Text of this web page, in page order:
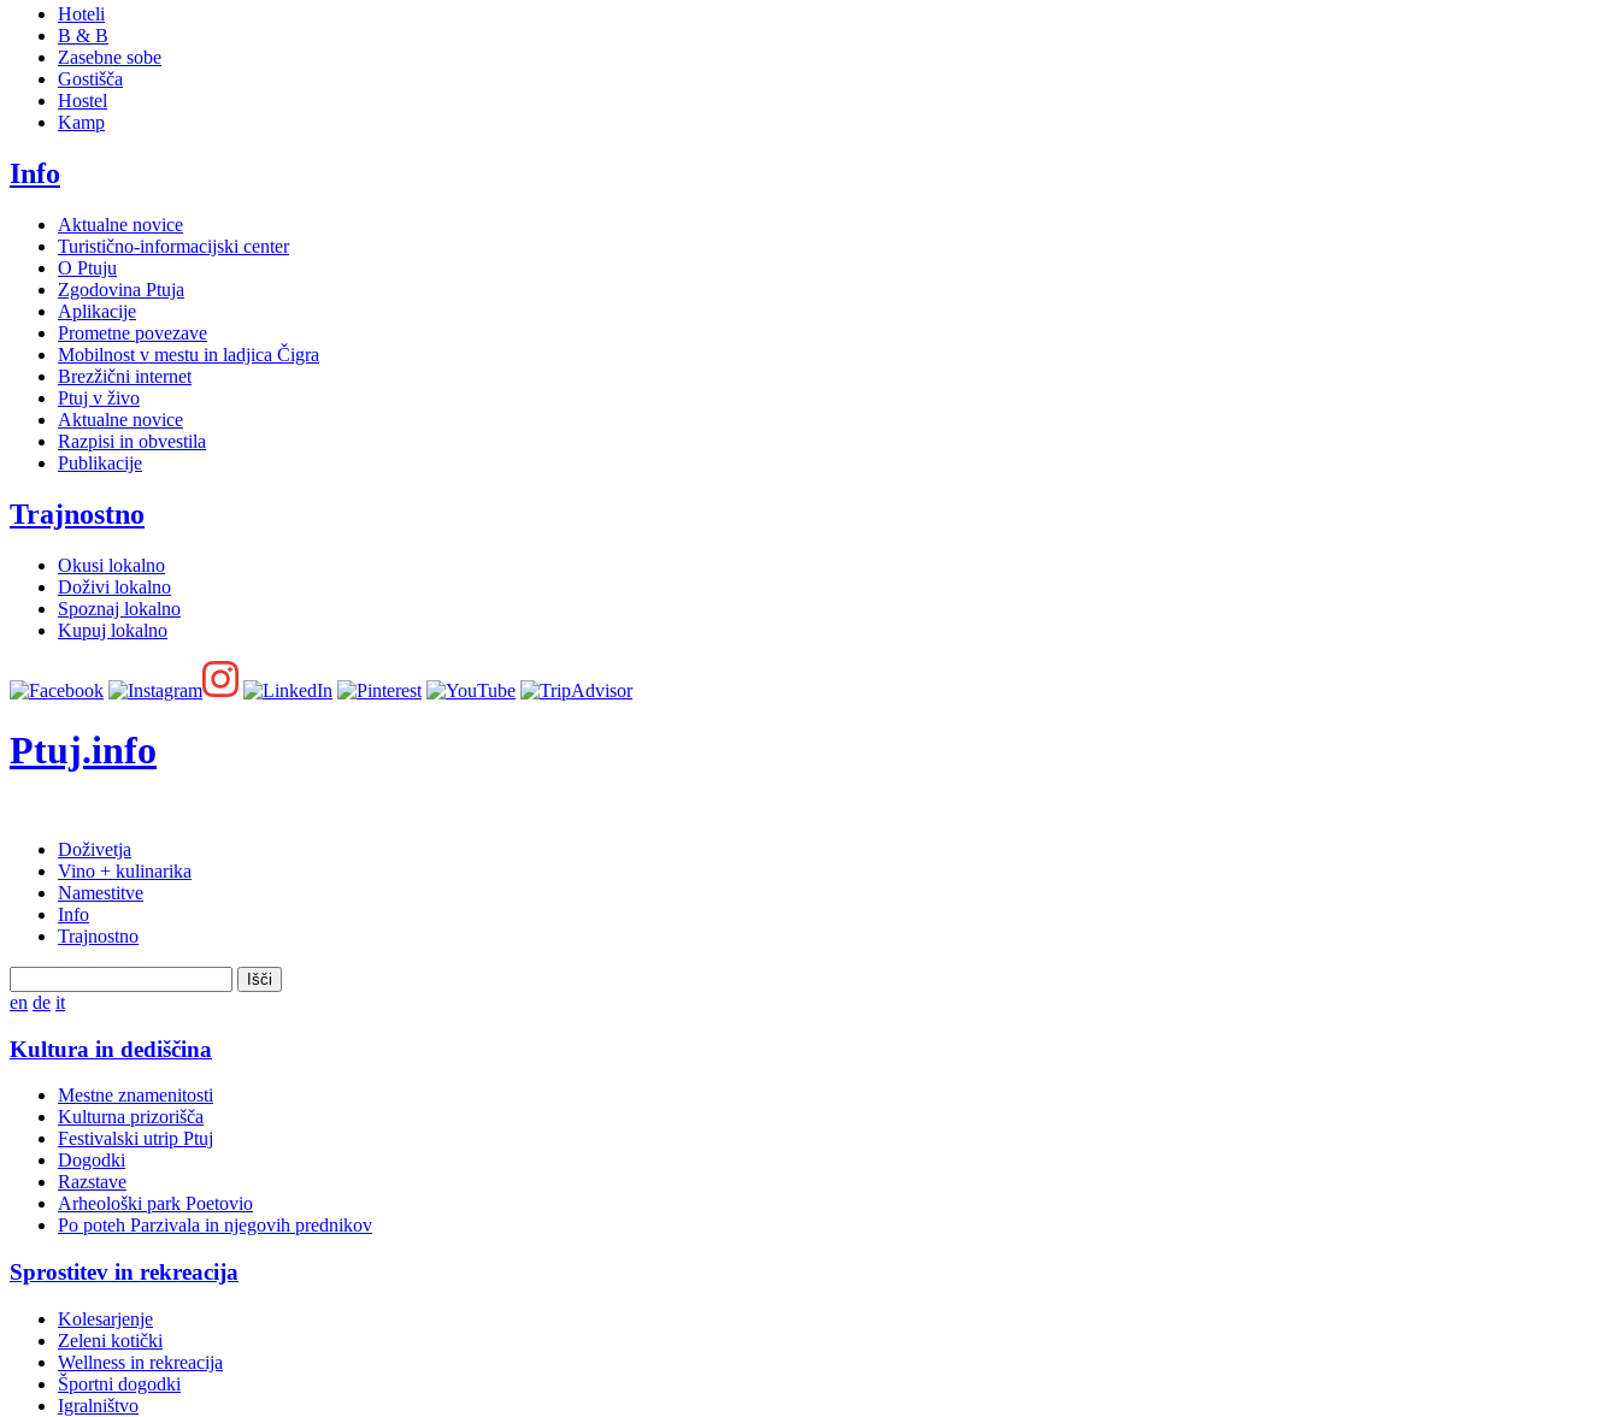
Hoteli
B & B
Zasebne sobe
Gostišča
Hostel
Kamp
Info
Aktualne novice
Turistično-informacijski center
O Ptuju
Zgodovina Ptuja
Aplikacije
Prometne povezave
Mobilnost v mestu in ladjica Čigra
Brezžični internet
Ptuj v živo
Aktualne novice
Razpisi in obvestila
Publikacije
Trajnostno
Okusi lokalno
Doživi lokalno
Spoznaj lokalno
Kupuj lokalno
Ptuj.info
Doživetja
Vino + kulinarika
Namestitve
Info
Trajnostno
Išči
en de it
Kultura in dediščina
Mestne znamenitosti
Kulturna prizorišča
Festivalski utrip Ptuj
Dogodki
Razstave
Arheološki park Poetovio
Po poteh Parzivala in njegovih prednikov
Sprostitev in rekreacija
Kolesarjenje
Zeleni kotički
Wellness in rekreacija
Športni dogodki
Igralništvo